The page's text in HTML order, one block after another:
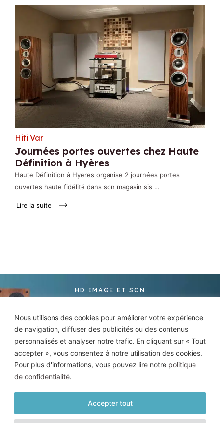
Nous utilisons des cookies pour améliorer votre expérience
de navigation, diffuser des publicités ou des contenus
personnalisés et analyser notre trafic. En cliquant sur « Tout
accepter », vous consentez à notre utilisation des cookies.
Pour plus d'informations, vous pouvez lire notre politique
de confidentialité.
Accepter tout
Hifi Var
Journées portes ouvertes chez Haute
Définition à Hyères
Haute Définition à Hyères organise 2 journées portes
ouvertes haute fidélité dans son magasin sis …
Lire la suite »
HD IMAGE ET SON
Une question ?
Envie de tester un
produit ?
Je prends rendez-vous en magasin